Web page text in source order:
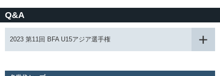
Q&A
2023 第11回 BFA U15アジア選手権